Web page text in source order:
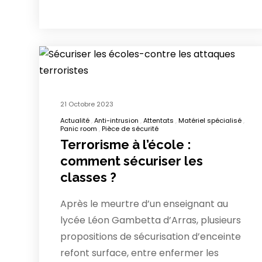
21 Octobre 2023
Actualité Anti-intrusion Attentats Matériel spécialisé
Panic room Pièce de sécurité
Terrorisme à l’école :
comment sécuriser les
classes ?
Après le meurtre d’un enseignant au
lycée Léon Gambetta d’Arras, plusieurs
propositions de sécurisation d’enceinte
refont surface, entre enfermer les